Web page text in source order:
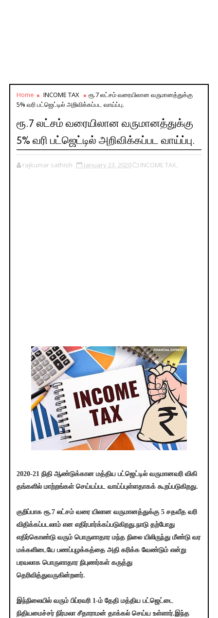
Home INCOME TAX
ரூ.7 லட்சம் வரையிலான வருமானத்துக்கு
5% வரி பட்ஜெட்டில் அறிவிக்கப்பட வாய்ப்பு.
ரூ.7 லட்சம் வரையிலான வருமானத்துக்கு
5% வரி பட்ஜெட்டில் அறிவிக்கப்பட வாய்ப்பு.
rajkumar sathish January 23, 2020 INCOME TAX,
2020-21 நிதி ஆண்டுக்கான மத்திய பட்ஜெட்டில் வருமானவரி விகி
தங்களில் மாற்றங்கள் செய்யப்பட வாய்ப்புள்ளதாகக் கூறப்படுகிறது.
குறிப்பாக ரூ.7 லட்சம் வரை யிலான வருமானத்துக்கு 5 சதவீத வரி
விதிக்கப்படலாம் என எதிர்பார்க்கப்படுகிறது.நாடு தற்போது
எதிர்கொண்டு வரும் பொருளாதார மந்த நிலை யிலிருந்து மீண்டு வர
மக்களிடையே பணப்புழக்கத்தை அதி கரிக்க வேண்டும் என்று
பரவலாக பொருளாதார நிபுணர்கள் கருத்து
தெரிவித்துவருகின்றனர்.
இந்நிலையில் வரும் பிப்ரவரி 1-ம் தேதி மத்திய பட்ஜெட்டை
நிதியமைச்சர் நிர்மலா சீதாராமன் தாக்கல் செய்ய உள்ளார்.இந்த